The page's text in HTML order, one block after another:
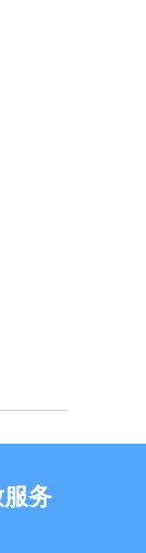
务